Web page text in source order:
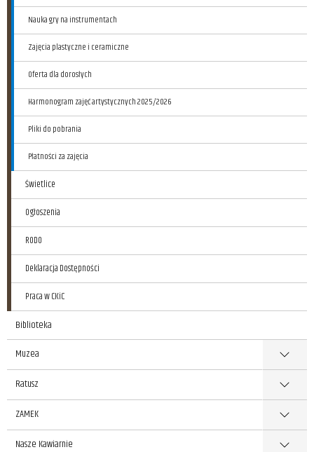
Nauka gry na instrumentach
Zajęcia plastyczne i ceramiczne
Oferta dla dorosłych
Harmonogram zajęć artystycznych 2025/2026
Pliki do pobrania
Płatności za zajęcia
Świetlice
Ogłoszenia
RODO
Deklaracja Dostępności
Praca w CKiC
Biblioteka
Muzea
Ratusz
ZAMEK
Nasze Kawiarnie